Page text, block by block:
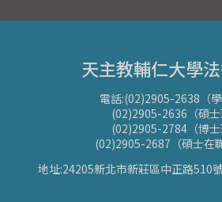
天主教輔仁大學
電話:(02)2905-2638（學
(02)2905-2636（碩士
(02)2905-2784（博士
(02)2905-2687（碩士在
地址:24205新北市新莊區中正路510